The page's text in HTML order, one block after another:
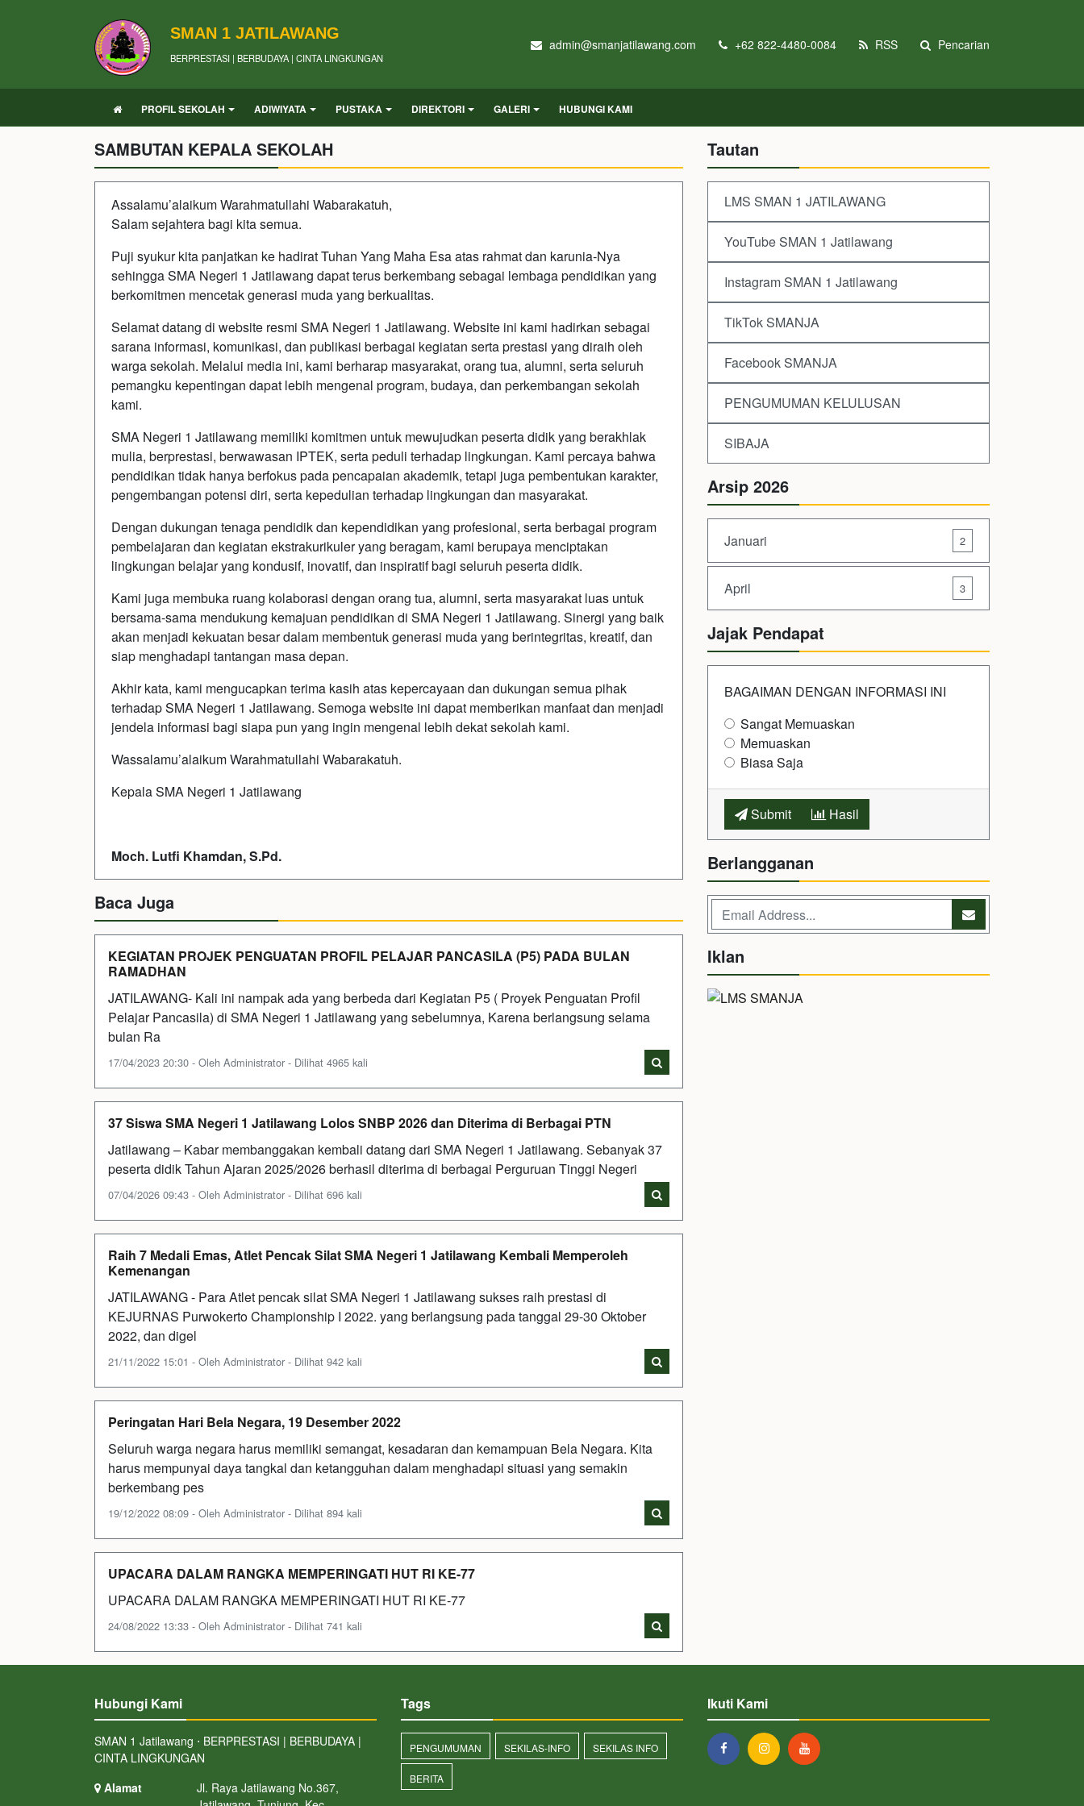
SMAN 1 JATILAWANG
BERPRESTASI | BERBUDAYA | CINTA LINGKUNGAN
admin@smanjatilawang.com +62 822-4480-0084 RSS Pencarian
PROFIL SEKOLAH ADIWIYATA PUSTAKA DIREKTORI GALERI HUBUNGI KAMI
SAMBUTAN KEPALA SEKOLAH
Assalamu’alaikum Warahmatullahi Wabarakatuh,
Salam sejahtera bagi kita semua.
Puji syukur kita panjatkan ke hadirat Tuhan Yang Maha Esa atas rahmat dan karunia-Nya
sehingga SMA Negeri 1 Jatilawang dapat terus berkembang sebagai lembaga pendidikan yang
berkomitmen mencetak generasi muda yang berkualitas.
Selamat datang di website resmi SMA Negeri 1 Jatilawang. Website ini kami hadirkan sebagai
sarana informasi, komunikasi, dan publikasi berbagai kegiatan serta prestasi yang diraih oleh
warga sekolah. Melalui media ini, kami berharap masyarakat, orang tua, alumni, serta seluruh
pemangku kepentingan dapat lebih mengenal program, budaya, dan perkembangan sekolah
kami.
SMA Negeri 1 Jatilawang memiliki komitmen untuk mewujudkan peserta didik yang berakhlak
mulia, berprestasi, berwawasan IPTEK, serta peduli terhadap lingkungan. Kami percaya bahwa
pendidikan tidak hanya berfokus pada pencapaian akademik, tetapi juga pembentukan karakter,
pengembangan potensi diri, serta kepedulian terhadap lingkungan dan masyarakat.
Dengan dukungan tenaga pendidik dan kependidikan yang profesional, serta berbagai program
pembelajaran dan kegiatan ekstrakurikuler yang beragam, kami berupaya menciptakan
lingkungan belajar yang kondusif, inovatif, dan inspiratif bagi seluruh peserta didik.
Kami juga membuka ruang kolaborasi dengan orang tua, alumni, serta masyarakat luas untuk
bersama-sama mendukung kemajuan pendidikan di SMA Negeri 1 Jatilawang. Sinergi yang baik
akan menjadi kekuatan besar dalam membentuk generasi muda yang berintegritas, kreatif, dan
siap menghadapi tantangan masa depan.
Akhir kata, kami mengucapkan terima kasih atas kepercayaan dan dukungan semua pihak
terhadap SMA Negeri 1 Jatilawang. Semoga website ini dapat memberikan manfaat dan menjadi
jendela informasi bagi siapa pun yang ingin mengenal lebih dekat sekolah kami.
Wassalamu’alaikum Warahmatullahi Wabarakatuh.
Kepala SMA Negeri 1 Jatilawang
Moch. Lutfi Khamdan, S.Pd.
Baca Juga
KEGIATAN PROJEK PENGUATAN PROFIL PELAJAR PANCASILA (P5) PADA BULAN
RAMADHAN
JATILAWANG- Kali ini nampak ada yang berbeda dari Kegiatan P5 ( Proyek Penguatan Profil
Pelajar Pancasila) di SMA Negeri 1 Jatilawang yang sebelumnya, Karena berlangsung selama
bulan Ra
17/04/2023 20:30 - Oleh Administrator - Dilihat 4965 kali
37 Siswa SMA Negeri 1 Jatilawang Lolos SNBP 2026 dan Diterima di Berbagai PTN
Jatilawang – Kabar membanggakan kembali datang dari SMA Negeri 1 Jatilawang. Sebanyak 37
peserta didik Tahun Ajaran 2025/2026 berhasil diterima di berbagai Perguruan Tinggi Negeri
07/04/2026 09:43 - Oleh Administrator - Dilihat 696 kali
Raih 7 Medali Emas, Atlet Pencak Silat SMA Negeri 1 Jatilawang Kembali Memperoleh
Kemenangan
JATILAWANG - Para Atlet pencak silat SMA Negeri 1 Jatilawang sukses raih prestasi di
KEJURNAS Purwokerto Championship I 2022. yang berlangsung pada tanggal 29-30 Oktober
2022, dan digel
21/11/2022 15:01 - Oleh Administrator - Dilihat 942 kali
Peringatan Hari Bela Negara, 19 Desember 2022
Seluruh warga negara harus memiliki semangat, kesadaran dan kemampuan Bela Negara. Kita
harus mempunyai daya tangkal dan ketangguhan dalam menghadapi situasi yang semakin
berkembang pes
19/12/2022 08:09 - Oleh Administrator - Dilihat 894 kali
UPACARA DALAM RANGKA MEMPERINGATI HUT RI KE-77
UPACARA DALAM RANGKA MEMPERINGATI HUT RI KE-77
24/08/2022 13:33 - Oleh Administrator - Dilihat 741 kali
Tautan
LMS SMAN 1 JATILAWANG
YouTube SMAN 1 Jatilawang
Instagram SMAN 1 Jatilawang
TikTok SMANJA
Facebook SMANJA
PENGUMUMAN KELULUSAN
SIBAJA
Arsip 2026
Januari 2
April 3
Jajak Pendapat
BAGAIMAN DENGAN INFORMASI INI
Sangat Memuaskan
Memuaskan
Biasa Saja
Submit Hasil
Berlangganan
Iklan
Hubungi Kami
SMAN 1 Jatilawang ⋅ BERPRESTASI | BERBUDAYA |
CINTA LINGKUNGAN
Alamat
Jl. Raya Jatilawang No.367,
Tags
PENGUMUMAN SEKILAS-INFO SEKILAS INFO
BERITA
Ikuti Kami